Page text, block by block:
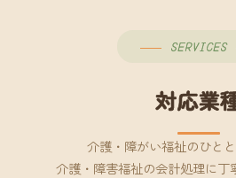
SERVICES
対応業
介護・障がい福祉のひとと
介護・障害福祉の会計処理に丁